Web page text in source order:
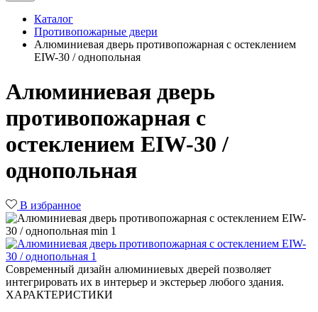
Каталог
Противопожарные двери
Алюминиевая дверь противопожарная с остеклением
EIW-30 / однопольная
Алюминиевая дверь
противопожарная с
остеклением EIW-30 /
однопольная
В избранное
Современный дизайн алюминиевых дверей позволяет
интегрировать их в интерьер и экстерьер любого здания.
ХАРАКТЕРИСТИКИ